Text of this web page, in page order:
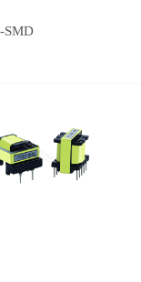
SMD